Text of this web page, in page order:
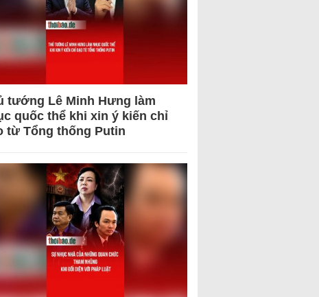
tướng Lê Minh Hưng làm
quốc thể khi xin ý kiến chỉ
từ Tổng thống Putin